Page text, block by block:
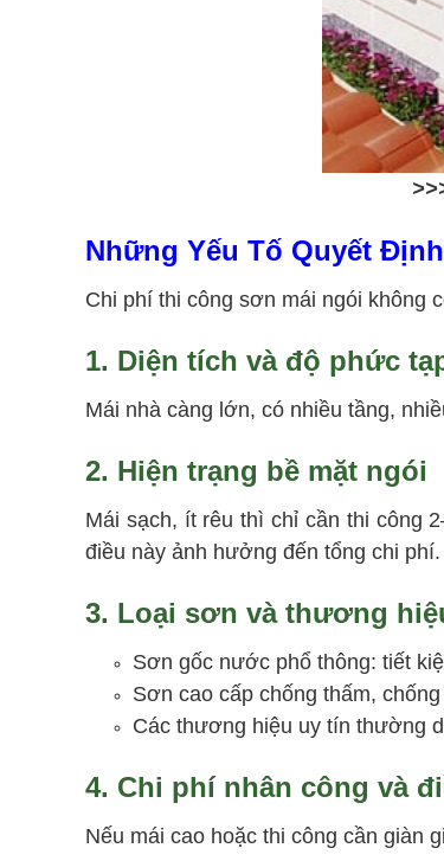
Những Yếu Tố Quyết
Chi phí thi công sơn mái ngói không
1. Diện tích và độ phức
Mái nhà càng lớn, có nhiều tầng,
2. Hiện trạng bề mặt ngói
Mái sạch, ít rêu thì chỉ cần thi công
điều này ảnh hưởng đến tổng chi phí.
3. Loại sơn và thương
Sơn gốc nước phổ thông: tiết
Sơn cao cấp chống thấm,
Các thương hiệu uy tín thường
4. Chi phí nhân công và
Nếu mái cao hoặc thi công cần giàn